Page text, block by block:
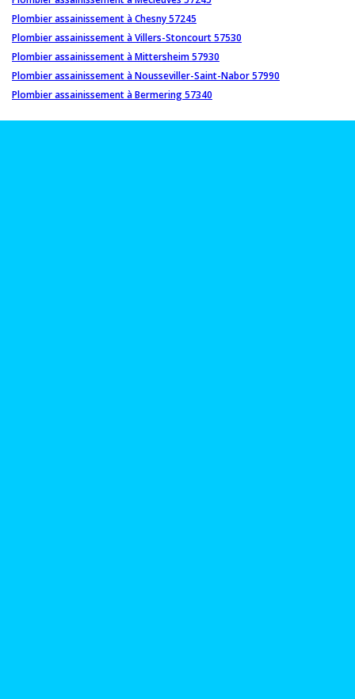
Plombier assainissement à Chesny 57245
Plombier assainissement à Villers-Stoncourt 57530
Plombier assainissement à Mittersheim 57930
Plombier assainissement à Nousseviller-Saint-Nabor 57990
Plombier assainissement à Bermering 57340